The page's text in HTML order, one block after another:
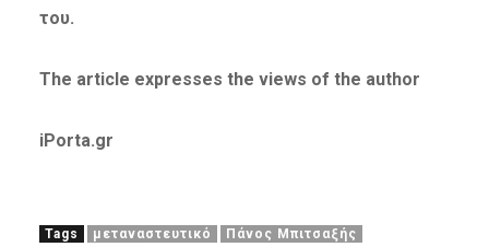
του.
The article expresses the views of the author
iPorta.gr
Tags μεταναστευτικό
Πάνος Μπιτσαξής